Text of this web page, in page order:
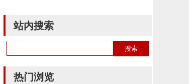
站内搜索
热门浏览